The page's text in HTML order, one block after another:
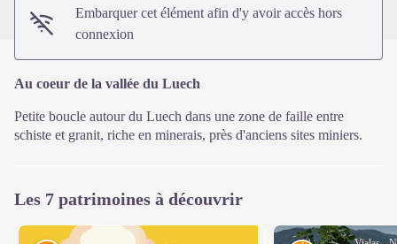
Embarquer cet élément afin d'y avoir accès hors
connexion
Au coeur de la vallée du Luech
Petite boucle autour du Luech dans une zone de faille entre
schiste et granit, riche en minerais, près d'anciens sites miniers.
Les 7 patrimoines à découvrir